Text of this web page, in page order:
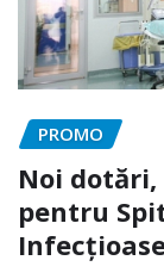
PROMO
Noi
pentru